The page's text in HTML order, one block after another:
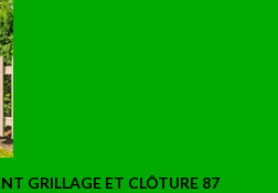
GRILLAGE ET CLÔTURE 87